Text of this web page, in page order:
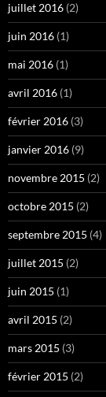
juillet 2016 (2)
juin 2016 (1)
mai 2016 (1)
avril 2016 (1)
février 2016 (3)
janvier 2016 (9)
novembre 2015 (2)
octobre 2015 (2)
septembre 2015 (4)
juillet 2015 (2)
juin 2015 (1)
avril 2015 (2)
mars 2015 (3)
février 2015 (2)